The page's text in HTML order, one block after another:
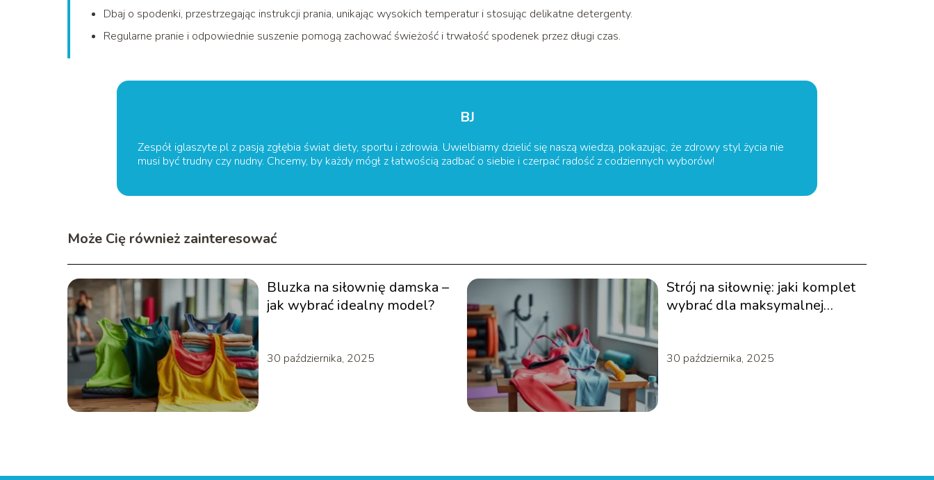
Dbaj o spodenki, przestrzegając instrukcji prania, unikając wysokich temperatur i stosując delikatne detergenty.
Regularne pranie i odpowiednie suszenie pomogą zachować świeżość i trwałość spodenek przez długi czas.
BJ
Zespół iglaszyte.pl z pasją zgłębia świat diety, sportu i zdrowia. Uwielbiamy dzielić się naszą wiedzą, pokazując, że zdrowy styl życia nie
musi być trudny czy nudny. Chcemy, by każdy mógł z łatwością zadbać o siebie i czerpać radość z codziennych wyborów!
Może Cię również zainteresować
Bluzka na siłownię damska –
jak wybrać idealny model?
30 października, 2025
Strój na siłownię: jaki komplet
wybrać dla maksymalnej
30 października, 2025